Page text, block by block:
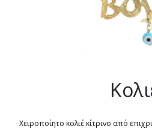
Χειροποίητο κολιέ κίτρινο από